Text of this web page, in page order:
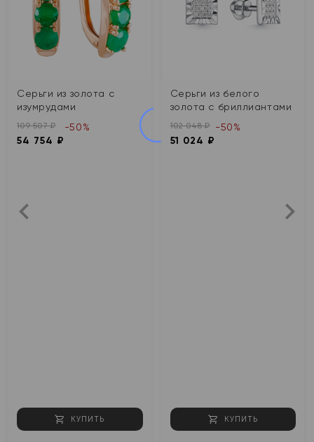
Серьги из золота с
изумрудами
109 507 ₽
54 754 ₽
-50%
КУПИТЬ
Серьги из белого
золота с бриллиантами
102 048 ₽
51 024 ₽
-50%
КУПИТЬ